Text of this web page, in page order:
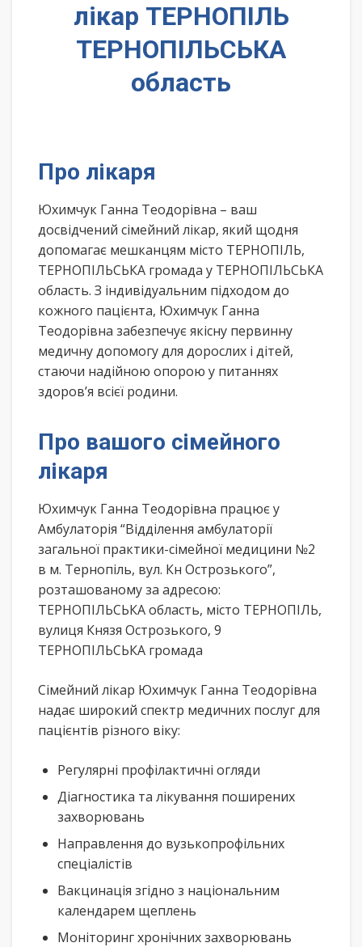
лікар ТЕРНОПІЛЬ
ТЕРНОПІЛЬСЬКА
область
Про лікаря
Юхимчук Ганна Теодорівна – ваш
досвідчений сімейний лікар, який щодня
допомагає мешканцям місто ТЕРНОПІЛЬ,
ТЕРНОПІЛЬСЬКА громада у ТЕРНОПІЛЬСЬКА
область. З індивідуальним підходом до
кожного пацієнта, Юхимчук Ганна
Теодорівна забезпечує якісну первинну
медичну допомогу для дорослих і дітей,
стаючи надійною опорою у питаннях
здоров’я всієї родини.
Про вашого сімейного
лікаря
Юхимчук Ганна Теодорівна працює у
Амбулаторія “Відділення амбулаторії
загальної практики-сімейної медицини №2
в м. Тернопіль, вул. Кн Острозького”,
розташованому за адресою:
ТЕРНОПІЛЬСЬКА область, місто ТЕРНОПІЛЬ,
вулиця Князя Острозького, 9
ТЕРНОПІЛЬСЬКА громада
Сімейний лікар Юхимчук Ганна Теодорівна
надає широкий спектр медичних послуг для
пацієнтів різного віку:
Регулярні профілактичні огляди
Діагностика та лікування поширених
захворювань
Направлення до вузькопрофільних
спеціалістів
Вакцинація згідно з національним
календарем щеплень
Моніторинг хронічних захворювань